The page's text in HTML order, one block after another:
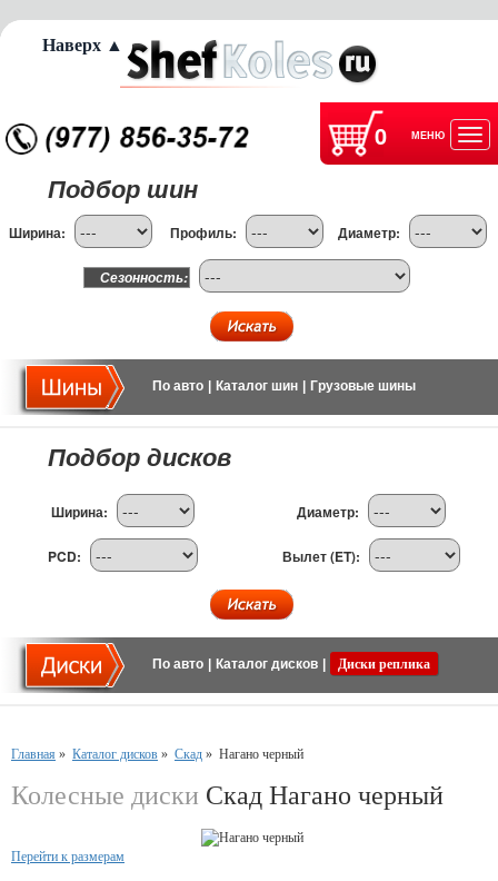
0 МЕНЮ
Подбор шин
Ширина: Профиль: Диаметр:
Сезонность:
По авто Каталог шин Грузовые шины
Подбор дисков
Ширина: Диаметр:
PCD: Вылет (ET):
По авто Каталог дисков Диски реплика
Главная » Каталог дисков » Скад » Нагано черный
Колесные диски Скад Нагано черный
Перейти к размерам
Наверх ▲